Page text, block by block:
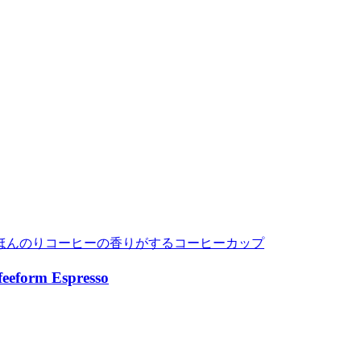
のりコーヒーの香りがするコーヒーカップ
Espresso